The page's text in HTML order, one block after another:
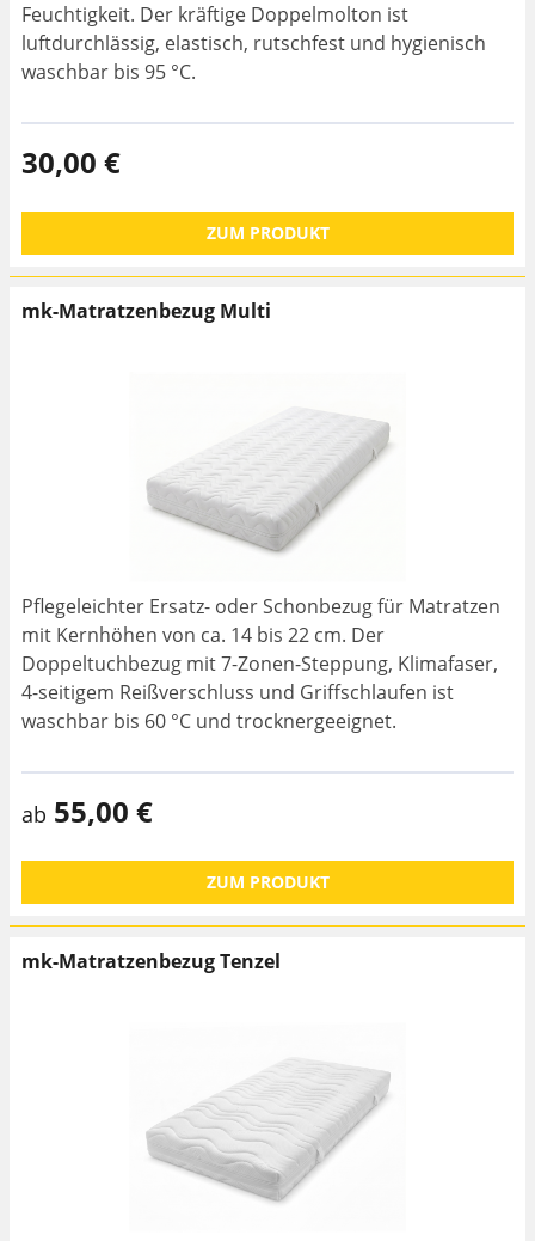
Feuchtigkeit. Der kräftige Doppelmolton ist
luftdurchlässig, elastisch, rutschfest und hygienisch
waschbar bis 95 °C.
30,00 €
ZUM PRODUKT
mk-Matratzenbezug Multi
Pflegeleichter Ersatz- oder Schonbezug für Matratzen
mit Kernhöhen von ca. 14 bis 22 cm. Der
Doppeltuchbezug mit 7-Zonen-Steppung, Klimafaser,
4-seitigem Reißverschluss und Griffschlaufen ist
waschbar bis 60 °C und trocknergeeignet.
ab 55,00 €
ZUM PRODUKT
mk-Matratzenbezug Tenzel